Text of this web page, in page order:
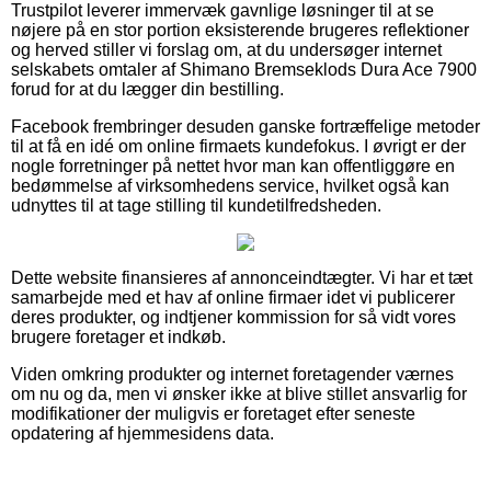
Trustpilot leverer immervæk gavnlige løsninger til at se
nøjere på en stor portion eksisterende brugeres reflektioner
og herved stiller vi forslag om, at du undersøger internet
selskabets omtaler af Shimano Bremseklods Dura Ace 7900
forud for at du lægger din bestilling.
Facebook frembringer desuden ganske fortræffelige metoder
til at få en idé om online firmaets kundefokus. I øvrigt er der
nogle forretninger på nettet hvor man kan offentliggøre en
bedømmelse af virksomhedens service, hvilket også kan
udnyttes til at tage stilling til kundetilfredsheden.
Dette website finansieres af annonceindtægter. Vi har et tæt
samarbejde med et hav af online firmaer idet vi publicerer
deres produkter, og indtjener kommission for så vidt vores
brugere foretager et indkøb.
Viden omkring produkter og internet foretagender værnes
om nu og da, men vi ønsker ikke at blive stillet ansvarlig for
modifikationer der muligvis er foretaget efter seneste
opdatering af hjemmesidens data.